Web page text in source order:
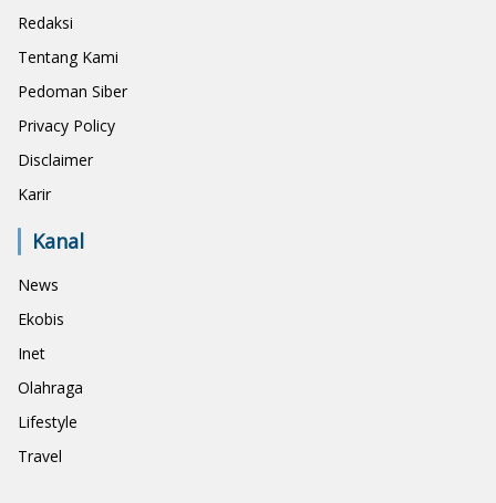
Redaksi
Tentang Kami
Pedoman Siber
Privacy Policy
Disclaimer
Karir
Kanal
News
Ekobis
Inet
Olahraga
Lifestyle
Travel